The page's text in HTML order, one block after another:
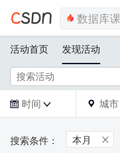
活动首页 发现活动
 时间   城市
本月 